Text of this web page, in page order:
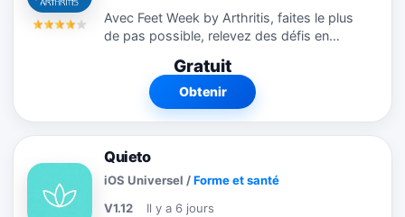
Avec Feet Week by Arthritis, faites le plus
de pas possible, relevez des défis en
classement ! - En équipe : bougez,
marchez, courez… chaque pas...
Gratuit
Obtenir
Quieto
iOS Universel /Forme et santé
V1.12
Il y a 6 jours